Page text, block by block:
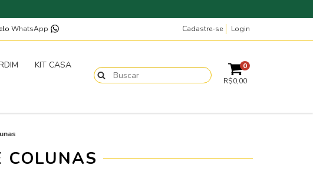
WhatsApp Cadastre-se Login
KIT CASA
0
R$0,00
COLUNAS